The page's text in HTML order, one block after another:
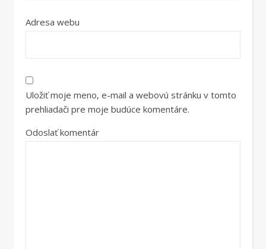
Adresa webu
Uložiť moje meno, e-mail a webovú stránku v tomto
prehliadači pre moje budúce komentáre.
Odoslať komentár